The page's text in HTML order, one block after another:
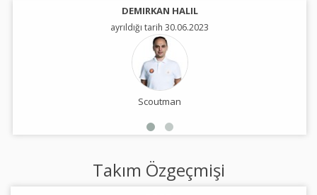
DEMIRKAN HALIL
ayrıldığı tarih 30.06.2023
Scoutman
Takım Özgeçmişi